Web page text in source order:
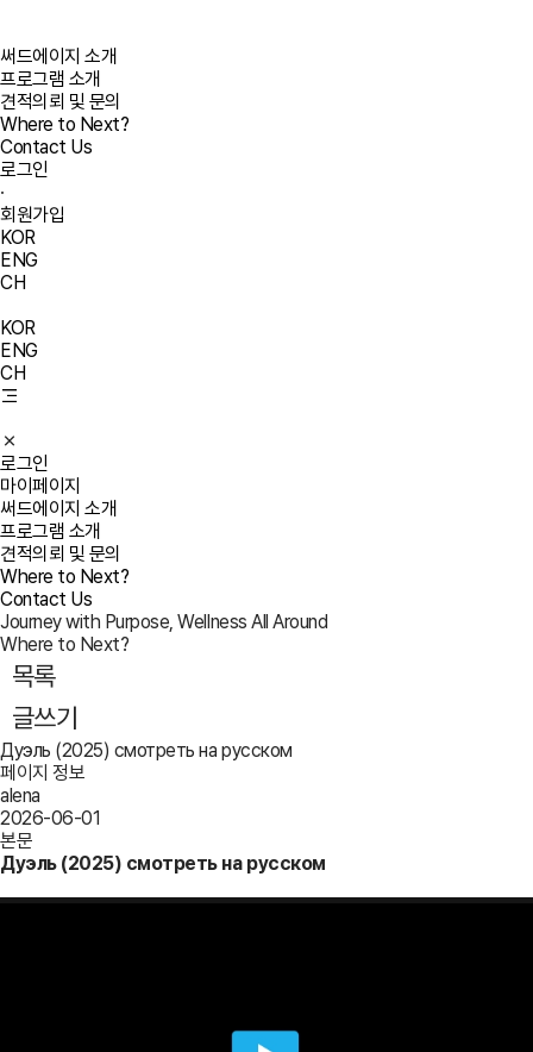
써드에이지 소개
프로그램 소개
견적의뢰 및 문의
Where to Next?
Contact Us
로그인
·
회원가입
KOR
ENG
CH
KOR
ENG
CH
로그인
마이페이지
써드에이지 소개
프로그램 소개
견적의뢰 및 문의
Where to Next?
Contact Us
Journey with Purpose, Wellness All Around
Where to Next?
목록
글쓰기
Дуэль (2025) смотреть на русском
페이지 정보
alena
2026-06-01
본문
Дуэль (2025) смотреть на русском